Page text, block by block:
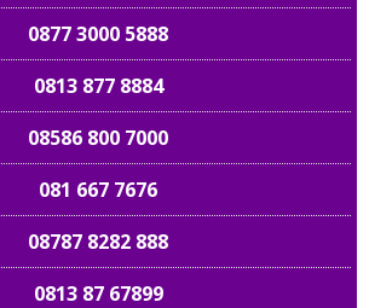
0877 3000 5888
0813 877 8884
08586 800 7000
081 667 7676
08787 8282 888
0813 87 67899